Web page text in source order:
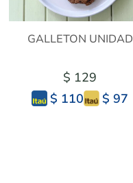
GALLETON UNIDAD
$ 129
$ 110
$ 97